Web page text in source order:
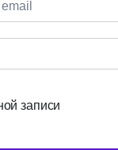
записи